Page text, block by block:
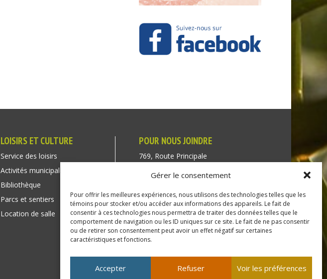
Gérer le consentement
Pour offrir les meilleures expériences, nous utilisons des technologies telles que les
témoins pour stocker et/ou accéder aux informations des appareils. Le fait de
consentir à ces technologies nous permettra de traiter des données telles que le
comportement de navigation ou les ID uniques sur ce site. Le fait de ne pas consentir
ou de retirer son consentement peut avoir un effet négatif sur certaines
caractéristiques et fonctions.
Accepter Refuser Voir les préférences
LOISIRS ET CULTURE
Service des loisirs
Activités municipales
Bibliothèque
Parcs et sentiers
Location de salle
POUR NOUS JOINDRE
769, Route Principale
Québec J0P 1P1
Téléphone : (450) 451-5203
Direction générale :
dir@tressaintredempteur.ca
Administration générale :
recep@tressaintredempteur.ca